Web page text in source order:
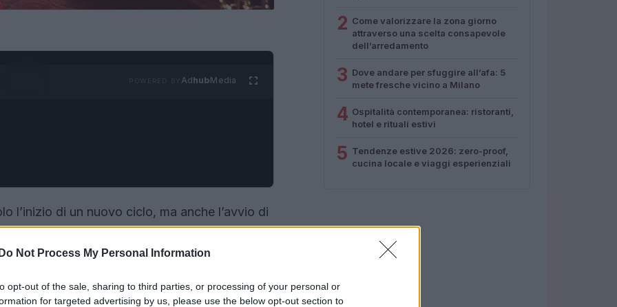
Do Not Process My Personal Information
opt-out of the sale, sharing to third parties, or processing of your personal or
for targeted advertising by us, please use the below opt-out section to
AdhubMedia
l’inizio di un nuovo ciclo, ma anche l’avvio di
cinema: lastagione dei premi. Questo
prestigio, che culminano con iGolden
outfit che celebrano il loro talento e le
2 Come valorizzare la zona giorno
attraverso una scelta consapevole
dell’arredamento
3 Dove andare per sfuggire all’afa: 5
mete fresche vicino a Milano
4 Ospitalità contemporanea: ristoranti,
hotel e rituali estivi
5 Tendenze estive 2026: zero-proof,
cucina locale e viaggi esperienziali